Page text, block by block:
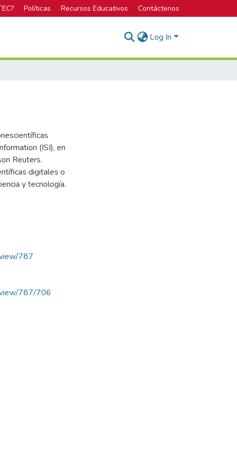
Políticas Recursos Educativos Contáctenos
Log In
(ISI), en
Reuters.
digitales o
y tecnología.
787
view/787/706